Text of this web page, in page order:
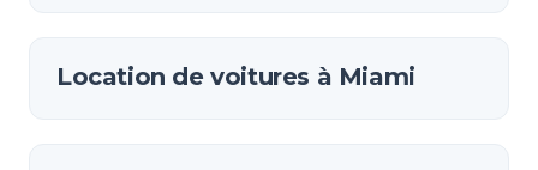
Location de voitures à Miami